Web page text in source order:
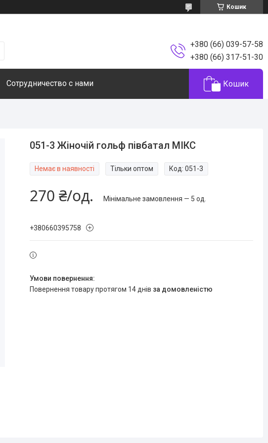
Кошик
+380 (66) 039-57-58
+380 (66) 317-51-30
Сотрудничество с нами Кошик
051-3 Жіночій гольф півбатал МІКС
Немає в наявності Тільки оптом Код:051-3
270 ₴/од. Мінімальне замовлення — 5 од.
+380660395758
повернення товару протягом 14 днів за домовленістю